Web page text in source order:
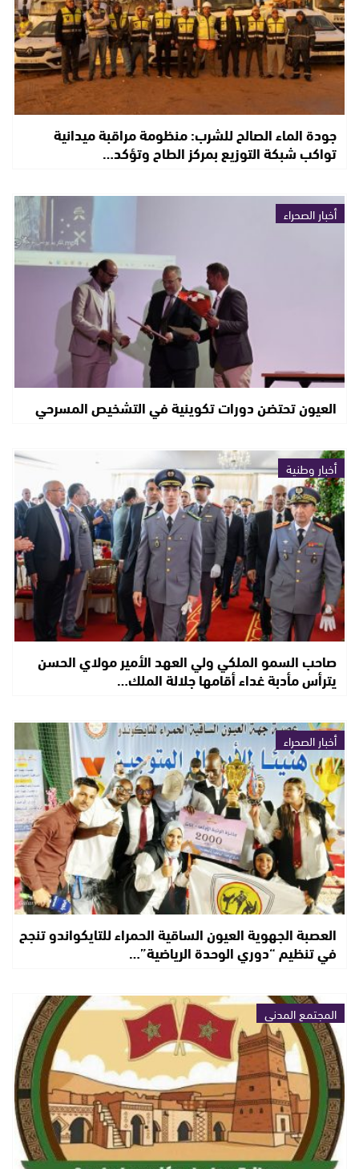
جودة الماء الصالح للشرب: منظومة مراقبة ميدانية
تواكب شبكة التوزيع بمركز الطاح وتؤكد…
أخبار الصحراء
العيون تحتضن دورات تكوينية في التشخيص المسرحي
أخبار وطنية
صاحب السمو الملكي ولي العهد الأمير مولاي الحسن
يترأس مأدبة غداء أقامها جلالة الملك…
أخبار الصحراء
العصبة الجهوية العيون الساقية الحمراء للتايكواندو تنجح
في تنظيم “دوري الوحدة الرياضية”…
المجتمع المدني